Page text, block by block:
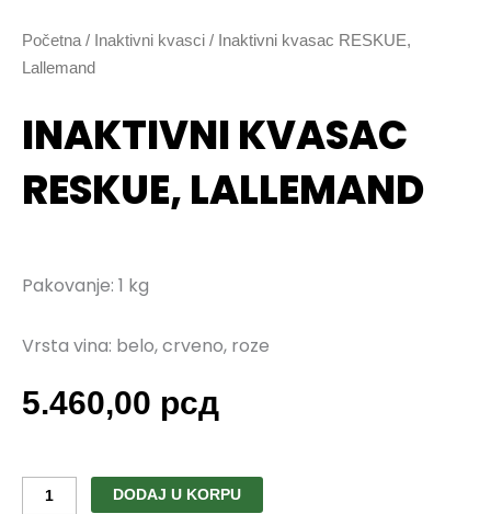
Početna / Inaktivni kvasci / Inaktivni kvasac RESKUE,
Lallemand
INAKTIVNI KVASAC
RESKUE, LALLEMAND
Pakovanje: 1 kg
Vrsta vina: belo, crveno, roze
5.460,00 рсд
kvasac
RESKUE,
DODAJ U KORPU